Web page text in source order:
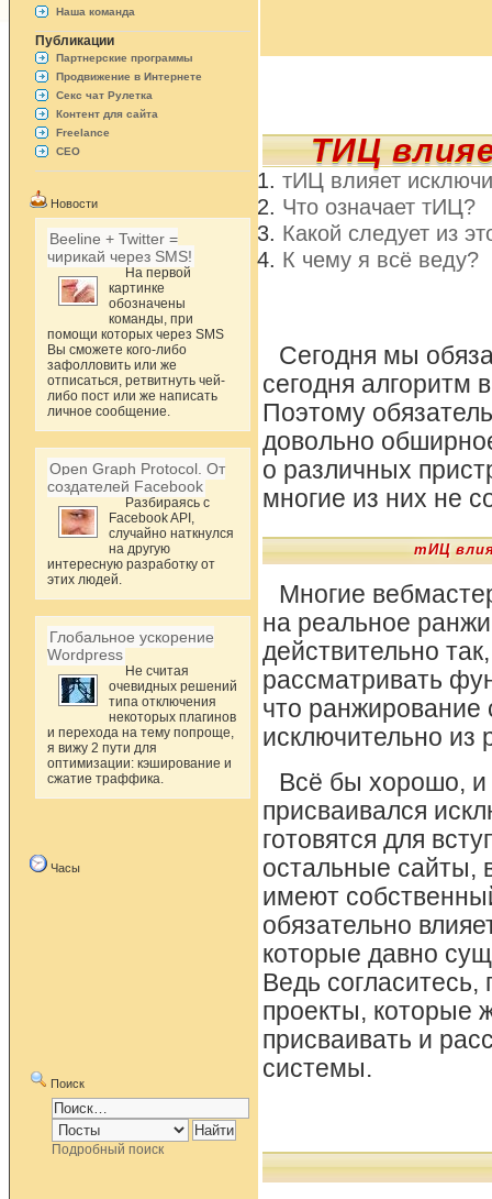
Наша команда
Публикации
Партнерские программы
Продвижение в Интернете
Секс чат Рулетка
Контент для сайта
Freelance
СЕО
Новости
Beeline + Twitter =
чирикай через SMS!
На первой
картинке
обозначены
команды, при
помощи которых через SMS
Вы сможете кого-либо
зафолловить или же
отписаться, ретвитнуть чей-
либо пост или же написать
личное сообщение.
Open Graph Protocol. От
создателей Facebook
Разбираясь с
Facebook API,
случайно наткнулся
на другую
интересную разработку от
этих людей.
Глобальное ускорение
Wordpress
Не считая
очевидных решений
типа отключения
некоторых плагинов
и перехода на тему попроще,
я вижу 2 пути для
оптимизации: кэширование и
сжатие траффика.
Часы
Поиск
Подробный поиск
ТИЦ
тИЦ влияет
Что означает тИЦ?
Какой следует из
К чему я всё веду?
Сегодня мы
сегодня алгоритм
Поэтому
довольно
о различных
многие из них не
тИЦ
Многие
на реальное
действительно
рассматривать
что ранжирование
исключительно из
Всё бы хорошо,
присваивался
готовятся для
остальные сайты,
имеют
обязательно
которые давно
Ведь согласитесь,
проекты, которые
присваивать и
системы.